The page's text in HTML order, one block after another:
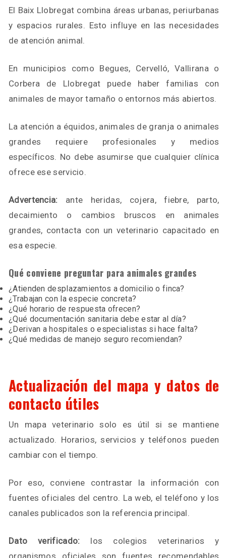
El Baix Llobregat combina áreas urbanas, periurbanas
y espacios rurales. Esto influye en las necesidades
de atención animal.
En municipios como Begues, Cervelló, Vallirana o
Corbera de Llobregat puede haber familias con
animales de mayor tamaño o entornos más abiertos.
La atención a équidos, animales de granja o animales
grandes requiere profesionales y medios
específicos. No debe asumirse que cualquier clínica
ofrece ese servicio.
Advertencia: ante heridas, cojera, fiebre, parto,
decaimiento o cambios bruscos en animales
grandes, contacta con un veterinario capacitado en
esa especie.
Qué conviene preguntar para animales grandes
¿Atienden desplazamientos a domicilio o finca?
¿Trabajan con la especie concreta?
¿Qué horario de respuesta ofrecen?
¿Qué documentación sanitaria debe estar al día?
¿Derivan a hospitales o especialistas si hace falta?
¿Qué medidas de manejo seguro recomiendan?
Actualización del mapa y datos de
contacto útiles
Un mapa veterinario solo es útil si se mantiene
actualizado. Horarios, servicios y teléfonos pueden
cambiar con el tiempo.
Por eso, conviene contrastar la información con
fuentes oficiales del centro. La web, el teléfono y los
canales publicados son la referencia principal.
Dato verificado: los colegios veterinarios y
organismos oficiales son fuentes recomendables